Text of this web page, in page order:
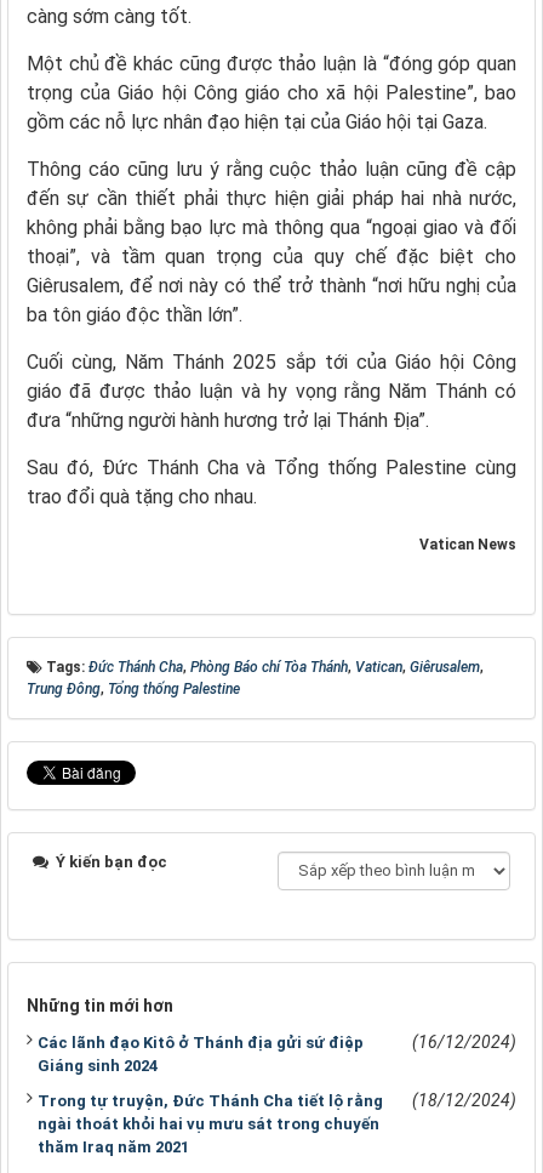
càng sớm càng tốt.
Một chủ đề khác cũng được thảo luận là “đóng góp quan
trọng của Giáo hội Công giáo cho xã hội Palestine”, bao
gồm các nỗ lực nhân đạo hiện tại của Giáo hội tại Gaza.
Thông cáo cũng lưu ý rằng cuộc thảo luận cũng đề cập
đến sự cần thiết phải thực hiện giải pháp hai nhà nước,
không phải bằng bạo lực mà thông qua “ngoại giao và đối
thoại”, và tầm quan trọng của quy chế đặc biệt cho
Giêrusalem, để nơi này có thể trở thành “nơi hữu nghị của
ba tôn giáo độc thần lớn”.
Cuối cùng, Năm Thánh 2025 sắp tới của Giáo hội Công
giáo đã được thảo luận và hy vọng rằng Năm Thánh có
đưa “những người hành hương trở lại Thánh Địa”.
Sau đó, Đức Thánh Cha và Tổng thống Palestine cùng
trao đổi quà tặng cho nhau.
Vatican News
Tags: Đức Thánh Cha, Phòng Báo chí Tòa Thánh, Vatican, Giêrusalem,
Trung Đông, Tổng thống Palestine
Ý kiến bạn đọc
Những tin mới hơn
Các lãnh đạo Kitô ở Thánh địa gửi sứ điệp
Giáng sinh 2024
(16/12/2024)
Trong tự truyện, Đức Thánh Cha tiết lộ rằng
ngài thoát khỏi hai vụ mưu sát trong chuyến
thăm Iraq năm 2021
(18/12/2024)